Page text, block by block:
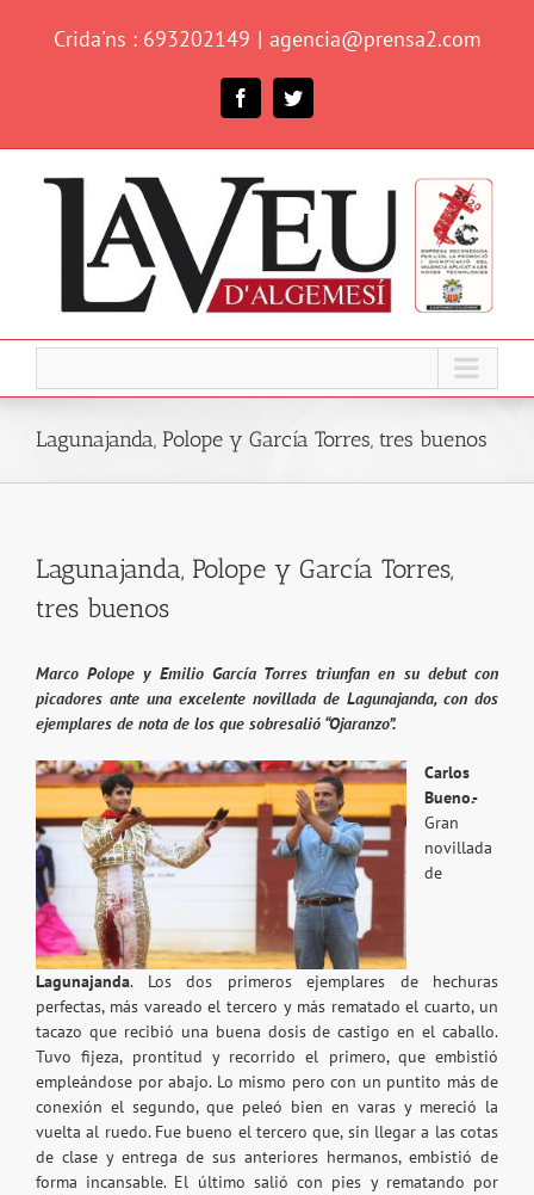
Crida'ns : 693202149 | agencia@prensa2.com
FacebookTwitter
Lagunajanda, Polope y García Torres, tres buenos
Lagunajanda, Polope y García Torres,
tres buenos
Marco Polope y Emilio García Torres triunfan en su debut con
picadores ante una excelente novillada de Lagunajanda, con dos
ejemplares de nota de los que sobresalió “Ojaranzo”.
Carlos
Bueno.-
Gran
novillada
de
Lagunajanda. Los dos primeros ejemplares de hechuras
perfectas, más vareado el tercero y más rematado el cuarto, un
tacazo que recibió una buena dosis de castigo en el caballo.
Tuvo fijeza, prontitud y recorrido el primero, que embistió
empleándose por abajo. Lo mismo pero con un puntito más de
conexión el segundo, que peleó bien en varas y mereció la
vuelta al ruedo. Fue bueno el tercero que, sin llegar a las cotas
de clase y entrega de sus anteriores hermanos, embistió de
forma incansable. El último salió con pies y rematando por